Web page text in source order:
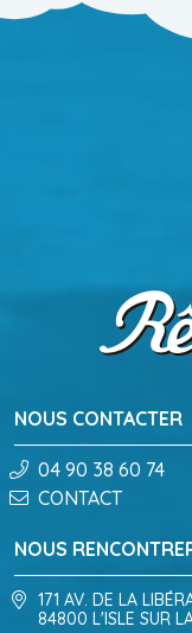
NOUS CONTACTER
04 90 38 60 74
CONTACT
NOUS
171 AV. DE LA
84800 L'ISLE SUR